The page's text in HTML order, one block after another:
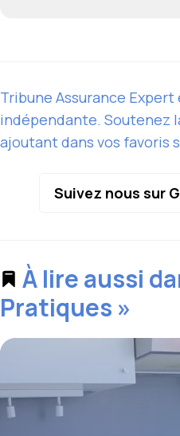
Tribune Assurance
indépendante. Soutenez
ajoutant dans vos favoris
Suivez nous sur
À lire aussi
Pratiques »